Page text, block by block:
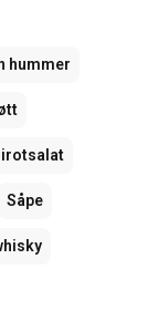
hummer
Såpe